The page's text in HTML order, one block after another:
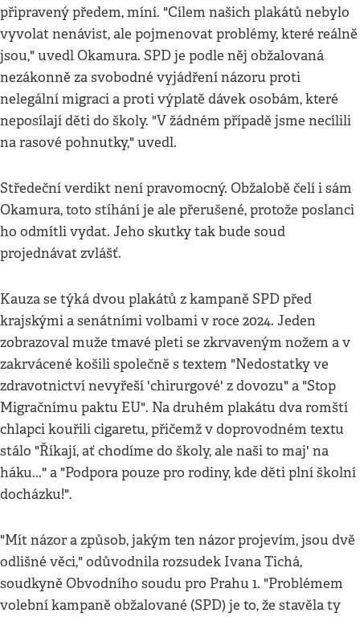
připravený předem, míní. "Cílem našich plakátů nebylo
vyvolat nenávist, ale pojmenovat problémy, které reálně
jsou," uvedl Okamura. SPD je podle něj obžalovaná
nezákonně za svobodné vyjádření názoru proti
nelegální migraci a proti výplatě dávek osobám, které
neposílají děti do školy. "V žádném případě jsme necílili
na rasové pohnutky," uvedl.
Středeční verdikt není pravomocný. Obžalobě čelí i sám
Okamura, toto stíhání je ale přerušené, protože poslanci
ho odmítli vydat. Jeho skutky tak bude soud
projednávat zvlášť.
Kauza se týká dvou plakátů z kampaně SPD před
krajskými a senátními volbami v roce 2024. Jeden
zobrazoval muže tmavé pleti se zkrvaveným nožem a v
zakrvácené košili společně s textem "Nedostatky ve
zdravotnictví nevyřeší 'chirurgové' z dovozu" a "Stop
Migračnímu paktu EU". Na druhém plakátu dva romští
chlapci kouřili cigaretu, přičemž v doprovodném textu
stálo "Říkají, ať chodíme do školy, ale naši to maj' na
háku..." a "Podpora pouze pro rodiny, kde děti plní školní
docházku!".
"Mít názor a způsob, jakým ten názor projevím, jsou dvě
odlišné věci," odůvodnila rozsudek Ivana Tichá,
soudkyně Obvodního soudu pro Prahu 1. "Problémem
volební kampaně obžalované (SPD) je to, že stavěla ty